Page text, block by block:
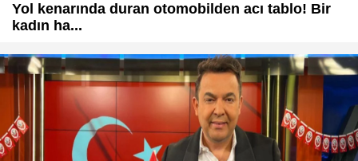
Yol kenarında duran otomobilden acı tablo! Bir
kadın ha...